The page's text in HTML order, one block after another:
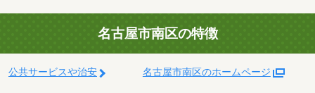
名古屋市南区の特徴
公共サービスや治安 名古屋市南区のホームページ